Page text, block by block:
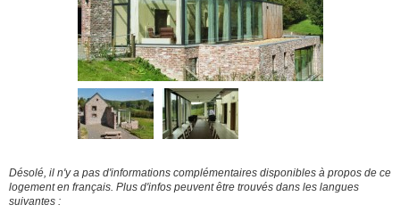
Désolé, il n'y a pas d'informations complémentaires disponibles à propos de ce
logement en français. Plus d'infos peuvent être trouvés dans les langues
suivantes :